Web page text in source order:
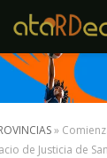
»
de Justicia de